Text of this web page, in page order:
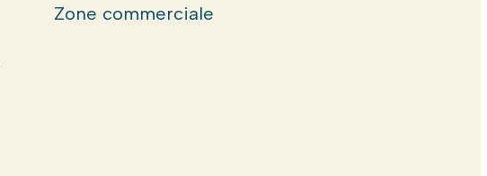
Zone commerciale